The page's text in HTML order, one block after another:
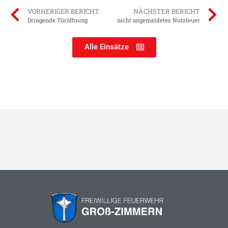
VORHERIGER BERICHT
Dringende Türöffnung
NÄCHSTER BERICHT
nicht angemeldetes Nutzfeuer
Alle Einsätze